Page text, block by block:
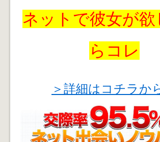
ネットで彼女が欲
らコレ
＞詳細はコチラか